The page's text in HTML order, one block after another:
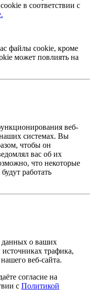
в соответствии с
файлы cookie, кроме
может повлиять на
веб-
системах. Вы
чтобы он
вас об их
что некоторые
работать
данных о ваших
трафика,
веб-сайта.
согласие на
с Политикой